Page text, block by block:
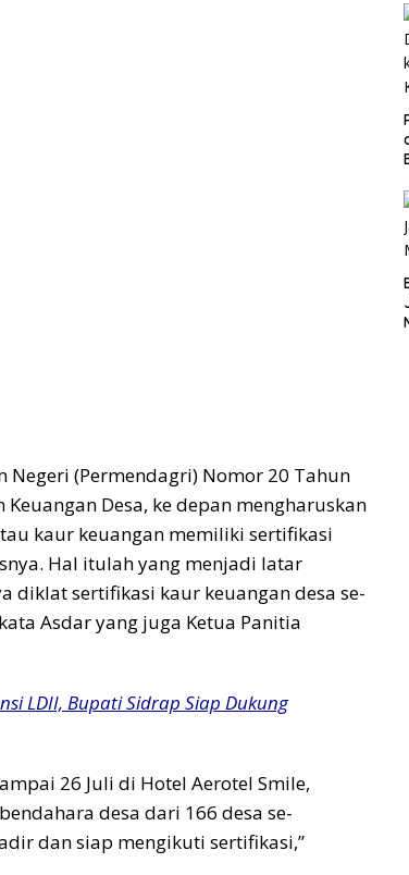
Negeri (Permendagri) Nomor 20 Tahun
Desa, ke depan mengharuskan
kaur keuangan memiliki sertifikasi
Hal itulah yang menjadi latar
diklat sertifikasi kaur keuangan desa se-
Asdar yang juga Ketua Panitia
LDII, Bupati Sidrap Siap Dukung
26 Juli di Hotel Aerotel Smile,
desa dari 166 desa se-
dan siap mengikuti sertifikasi,”